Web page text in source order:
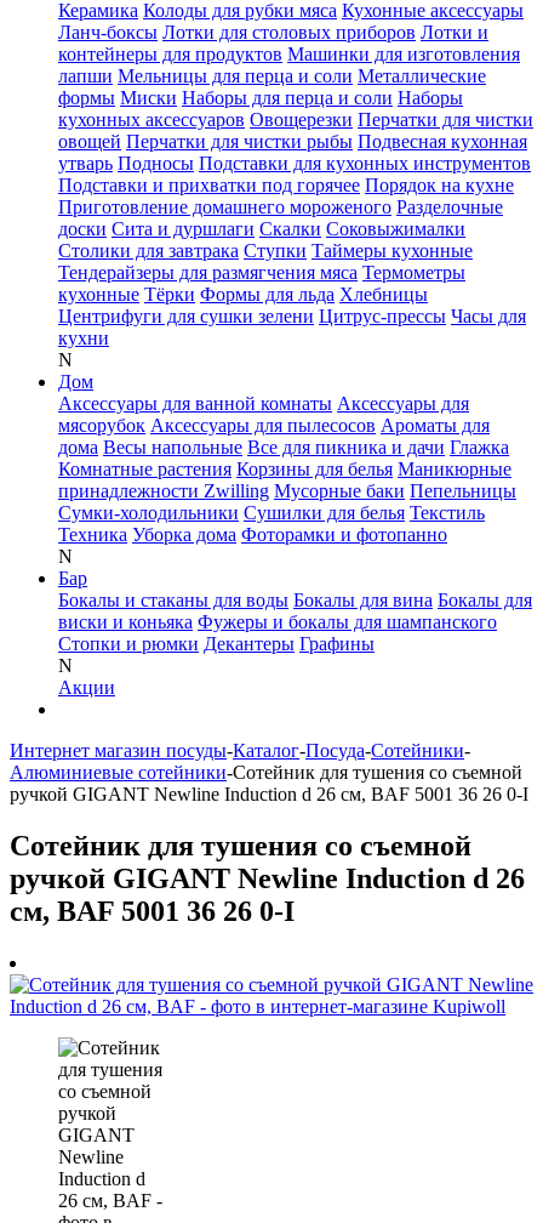
Керамика Колоды для рубки мяса Кухонные аксессуары
Ланч-боксы Лотки для столовых приборов Лотки и
контейнеры для продуктов Машинки для изготовления
лапши Мельницы для перца и соли Металлические
формы Миски Наборы для перца и соли Наборы
кухонных аксессуаров Овощерезки Перчатки для чистки
овощей Перчатки для чистки рыбы Подвесная кухонная
утварь Подносы Подставки для кухонных инструментов
Подставки и прихватки под горячее Порядок на кухне
Приготовление домашнего мороженого Разделочные
доски Сита и дуршлаги Скалки Соковыжималки
Столики для завтрака Ступки Таймеры кухонные
Тендерайзеры для размягчения мяса Термометры
кухонные Тёрки Формы для льда Хлебницы
Центрифуги для сушки зелени Цитрус-прессы Часы для
кухни
N
Дом
Аксессуары для ванной комнаты Аксессуары для
мясорубок Аксессуары для пылесосов Ароматы для
дома Весы напольные Все для пикника и дачи Глажка
Комнатные растения Корзины для белья Маникюрные
принадлежности Zwilling Мусорные баки Пепельницы
Сумки-холодильники Сушилки для белья Текстиль
Техника Уборка дома Фоторамки и фотопанно
N
Бар
Бокалы и стаканы для воды Бокалы для вина Бокалы для
виски и коньяка Фужеры и бокалы для шампанского
Стопки и рюмки Декантеры Графины
N
Акции
Интернет магазин посуды-Каталог-Посуда-Сотейники-
Алюминиевые сотейники-Сотейник для тушения со съемной
ручкой GIGANT Newline Induction d 26 см, BAF 5001 36 26 0-I
Сотейник для тушения со съемной
ручкой GIGANT Newline Induction d 26
см, BAF 5001 36 26 0-I